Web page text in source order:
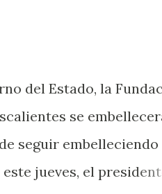
que conocer. Si eres
te dirá, siempre es
del Estado, la
se
seguir embelleciendo
jueves, el